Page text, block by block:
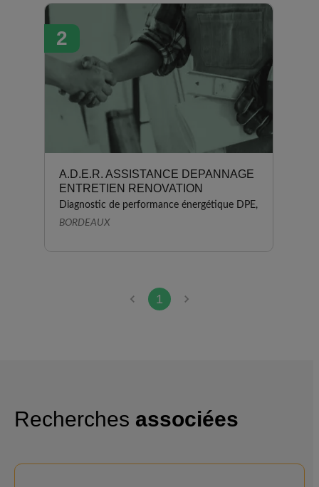
2
A.D.E.R. ASSISTANCE DEPANNAGE
ENTRETIEN RENOVATION
Diagnostic de performance énergétique DPE,
BORDEAUX
1
Recherches associées